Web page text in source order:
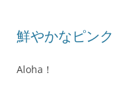
鮮やかなピン
Aloha！